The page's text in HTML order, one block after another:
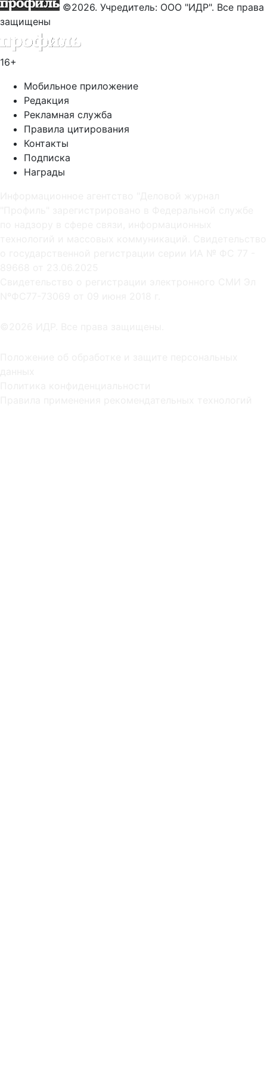
©2026. Учредитель: ООО "ИДР". Все права
защищены
16+
Мобильное приложение
Редакция
Рекламная служба
Правила цитирования
Контакты
Подписка
Награды